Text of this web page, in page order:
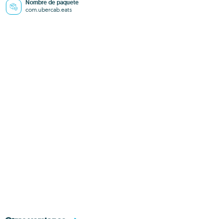
Nombre de paquete
com.ubercab.eats